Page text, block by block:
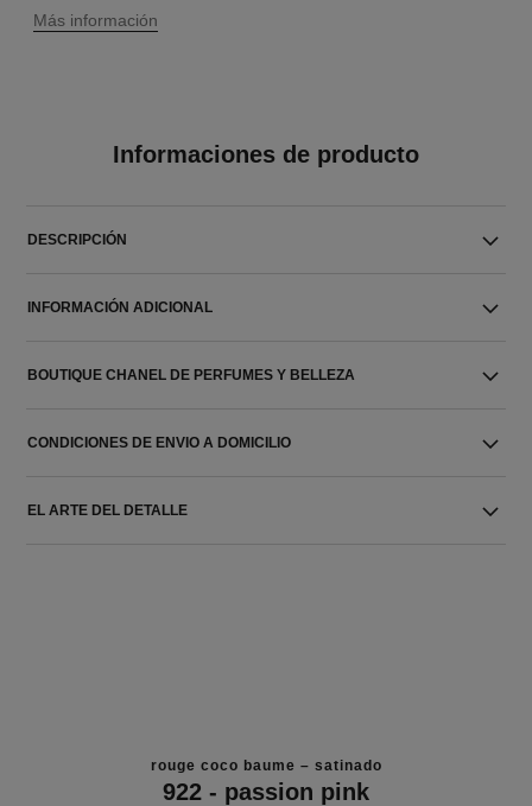
↩
Más información
Informaciones de producto
DESCRIPCIÓN
INFORMACIÓN ADICIONAL
BOUTIQUE CHANEL DE PERFUMES Y BELLEZA
CONDICIONES DE ENVIO A DOMICILIO
EL ARTE DEL DETALLE
rouge coco baume – satinado
922 - passion pink